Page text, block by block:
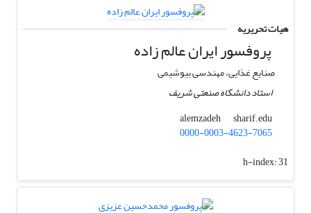
هیات تحریریه
پروفسور ایران عالم زاده
صنایع غذایی، مهندسی بیوشیمی
استاد دانشگاه صنعتی شریف
alemzadeh
sharif.edu
0000-0003-4623-7065
h-index:31